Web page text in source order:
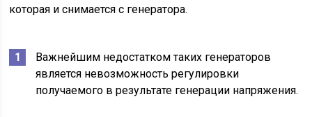
которая и снимается с генератора.
Важнейшим недостатком таких генераторов
является невозможность регулировки
получаемого в результате генерации напряжения.